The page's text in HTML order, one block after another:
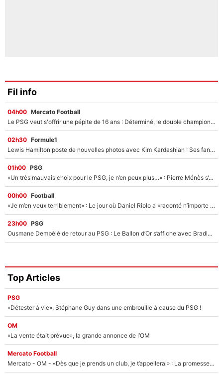
Fil info
04h00 Mercato Football
Le PSG veut s'offrir une pépite de 16 ans : Déterminé, le double champion d'Europe en titre est prêt à lâcher 40M€ pour celui que l'on compare déjà à Vinicius Jr !
02h30 Formule1
Lewis Hamilton poste de nouvelles photos avec Kim Kardashian : Ses fans le voient déjà redevenir champion du monde de F1 grâce à elle !
01h00 PSG
«Un très mauvais choix pour le PSG, je n’en peux plus…» : Pierre Ménès s’est complètement trompé avec Luis Enrique et ces déclarations le prouvent !
00h00 Football
«Je m’en veux terriblement» : Le jour où Daniel Riolo a «raconté n’importe quoi» dans l'After Foot !
23h00 PSG
Ousmane Dembélé de retour au PSG : Le Ballon d’Or s’affiche avec Bradley Barcola en plein cœur du feuilleton sur son départ !
Top Articles
PSG
«Détester à vie», Stéphane Guy dans une embrouille à cause du PSG !
OM
«La vente était prévue», la grande annonce de l’OM
Mercato Football
Mercato - OM - «Dès que je prends un club, je t’appellerai» : La promesse de Marcelino au moment de claquer la porte